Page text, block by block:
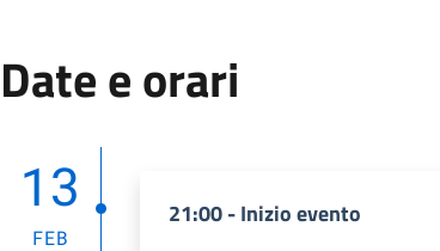
Date e orari
13
FEB
21:00 - Inizio evento